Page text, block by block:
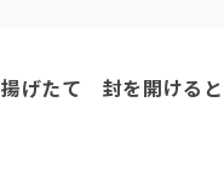
揚げたて　封を開ける